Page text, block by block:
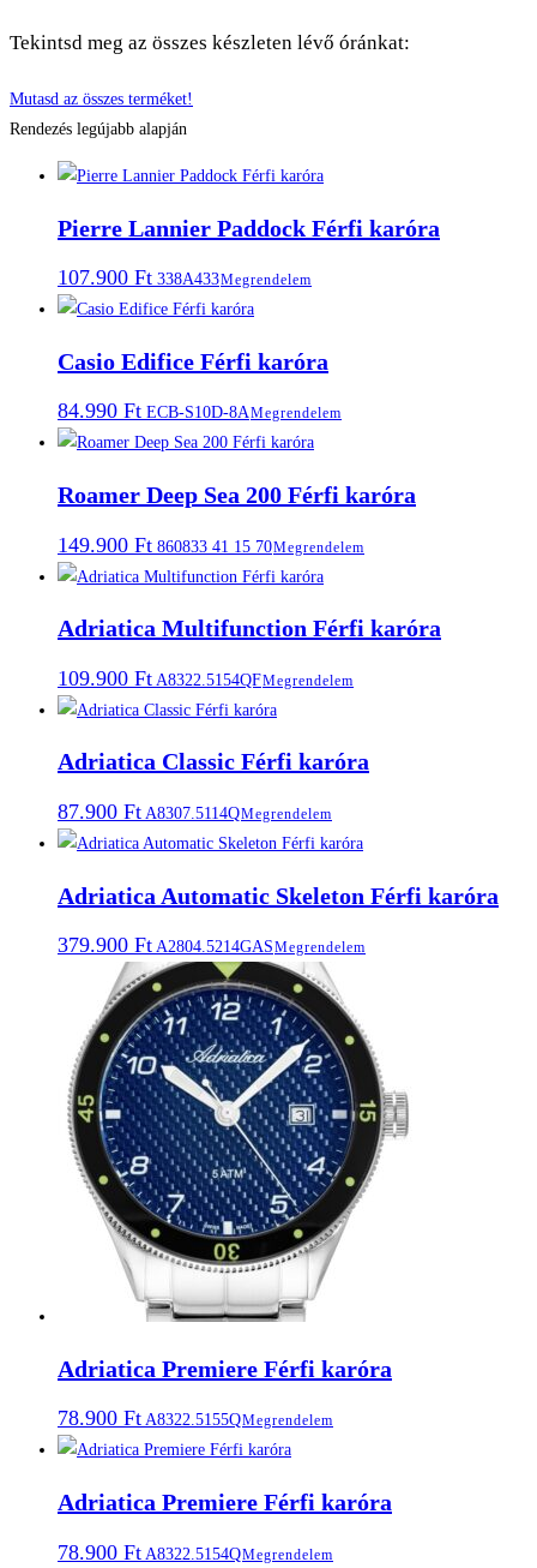
Tekintsd meg az összes készleten lévő óránkat:
Mutasd az összes terméket!
Rendezés legújabb alapján
Pierre Lannier Paddock Férfi karóra
107.900 Ft 338A433Megrendelem
Casio Edifice Férfi karóra
84.990 Ft ECB-S10D-8AMegrendelem
Roamer Deep Sea 200 Férfi karóra
149.900 Ft 860833 41 15 70Megrendelem
Adriatica Multifunction Férfi karóra
109.900 Ft A8322.5154QFMegrendelem
Adriatica Classic Férfi karóra
87.900 Ft A8307.5114QMegrendelem
Adriatica Automatic Skeleton Férfi karóra
379.900 Ft A2804.5214GASMegrendelem
Adriatica Premiere Férfi karóra
78.900 Ft A8322.5155QMegrendelem
Adriatica Premiere Férfi karóra
78.900 Ft A8322.5154QMegrendelem